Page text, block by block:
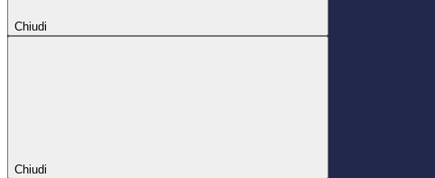
Chiudi
Chiudi